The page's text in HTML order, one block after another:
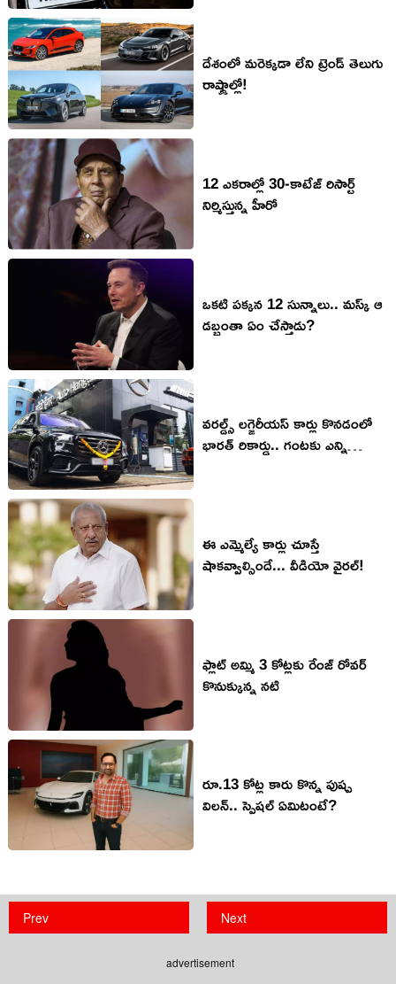
దేశంలో మరెక్కడా లేని ట్రెండ్ తెలుగు
రాష్ట్రాల్లో!
12 ఎక‌రాల్లో 30-కాటేజ్ రిసార్ట్
నిర్మిస్తున్న హీరో
ఒకటి పక్కన 12 సున్నాలు.. మస్క్ ఆ
డబ్బంతా ఏం చేస్తాడు?
వరల్డ్స్ లగ్జెరీయస్ కార్లు కొనడంలో
భారత్ రికార్డు.. గంటకు ఎన్ని
ఈ ఎమ్మెల్యే కార్లు చూస్తే
షాకవ్వాల్సిందే... వీడియో వైరల్!
ఫ్లాట్ అమ్మి 3 కోట్ల‌కు రేంజ్ రోవ‌ర్
కొనుక్కున్న న‌టి
రూ.13 కోట్ల కారు కొన్న పుష్ప
విలన్.. స్పెషల్ ఏమిటంటే?
Prev Next
advertisement